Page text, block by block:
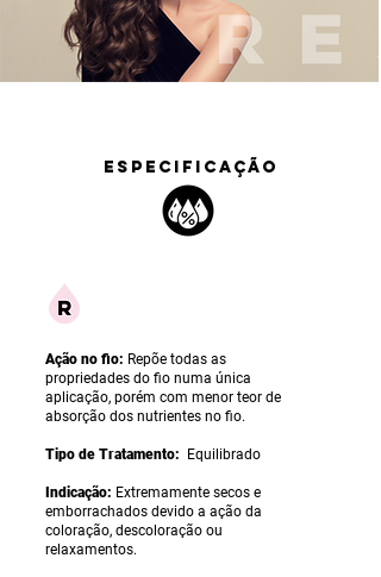
ESPECIFICAÇÃO
Ação no fio: Repõe todas as
propriedades do fio numa única
aplicação, porém com menor teor de
absorção dos nutrientes no fio.
Tipo de Tratamento: Equilibrado
Indicação: Extremamente secos e
emborrachados devido a ação da
coloração, descoloração ou
relaxamentos.